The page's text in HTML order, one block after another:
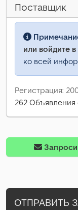
Поставщик
или войдите
ко всей
Регистрация:
262 Объявления
ОТПРАВИТЬ